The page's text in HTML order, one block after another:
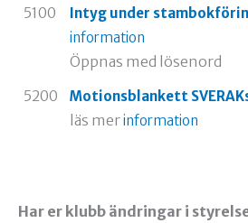
5100
Intyg under
information
Öppnas med lösenord
5200
Motionsblankett
läs merinformation
Har er klubb ändringar i